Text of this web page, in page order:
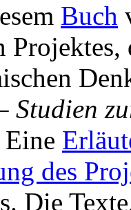
Buch
Studien
Eine
des
Die